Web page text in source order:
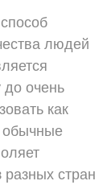
людей
очень
как
обычные
стран